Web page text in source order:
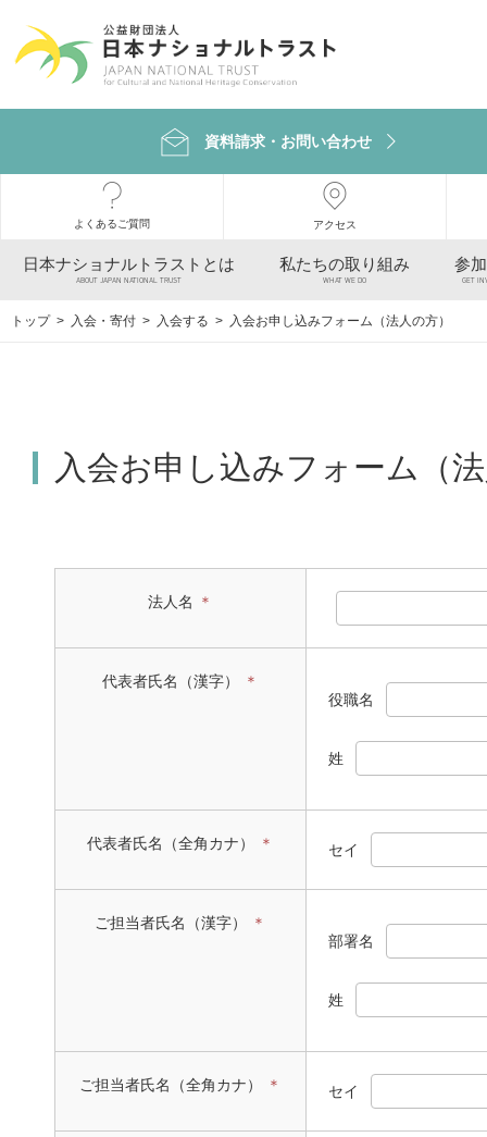
資料請求・お問い合わせ
よくあるご質問 アクセス
日本ナショナルトラストとは
ABOUT JAPAN NATIONAL TRUST
私たちの取り組み
WHAT WE DO
参
GET
トップ > 入会・寄付 > 入会する > 入会お申し込みフォーム（法人の方）
入会お申し込みフォーム（
法人名 ＊
代表者氏名（漢字）
＊
役職名
姓
代表者氏名（全角カナ） ＊ セイ
ご担当者氏名（漢字）
＊
部署名
姓
ご担当者氏名（全角カナ） ＊ セイ